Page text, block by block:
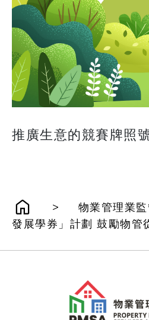
推廣生意的競賽牌照
>
物業管理業
發展學券」計劃 鼓勵物管